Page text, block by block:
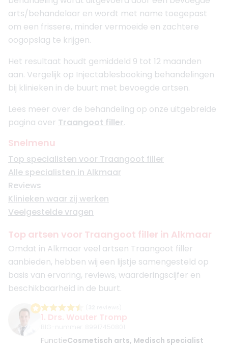
arts/behandelaar en wordt met name toegepast
om een frissere, minder vermoeide en zachtere
oogopslag te krijgen.
Het resultaat houdt gemiddeld 9 tot 12 maanden
aan. Vergelijk op Injectablesbooking behandelingen
bij klinieken in de buurt met bevoegde artsen.
Lees meer over de behandeling op onze uitgebreide
pagina over Traangoot filler.
Snelmenu
Top specialisten voor Traangoot filler
Alle specialisten in Alkmaar
Reviews
Klinieken waar zij werken
Veelgestelde vragen
Top artsen voor Traangoot filler in Alkmaar
Omdat in Alkmaar veel artsen Traangoot filler
aanbieden, hebben wij een lijstje samengesteld op
basis van ervaring, reviews, waarderingscijfer en
beschikbaarheid in de buurt.
1. Drs. Wouter Tromp
FunctieCosmetisch arts, Medisch specialist